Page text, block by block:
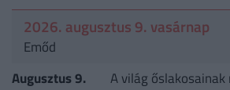
2026. augusztus 9. vasárnap
Emőd
Augusztus 9.
A világ